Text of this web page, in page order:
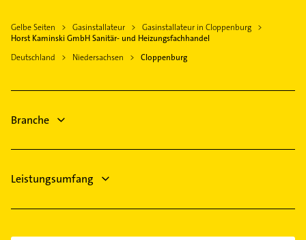
Immobilien
Heizungsbauer
Hausarzt
Allgemeinarzt
Gelbe Seiten Gasinstallateur
Gasinstallateur in Cloppenburg
Horst Kaminski GmbH Sanitär- und Heizungsfachhandel
Deutschland
Niedersachsen Cloppenburg
Branche
Leistungsumfang